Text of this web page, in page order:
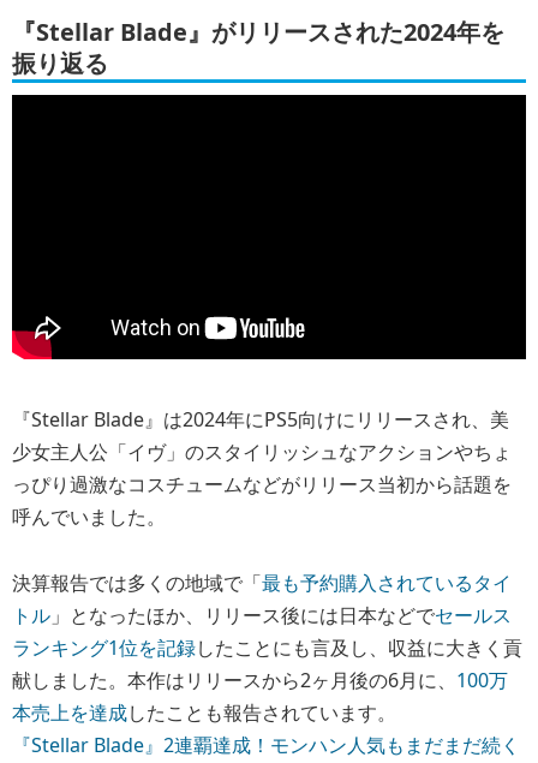
『Stellar Blade』がリリースされた2024年を
振り返る
『Stellar Blade』は2024年にPS5向けにリリースされ、美
少女主人公「イヴ」のスタイリッシュなアクションやちょ
っぴり過激なコスチュームなどがリリース当初から話題を
呼んでいました。
決算報告では多くの地域で「最も予約購入されているタイ
トル 」となったほか、リリース後には日本などでセールス
ランキング1位を記録したことにも言及し、収益に大きく貢
献しました。本作はリリースから2ヶ月後の6月に、 100万
本売上を達成したことも報告されています。
『Stellar Blade』2連覇達成！モンハン人気もまだまだ続く